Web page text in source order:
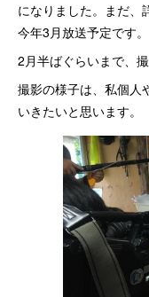
になりました。まだ、
今年3月放送予定です。
2月半ばぐらいまで、撮
撮影の様子は、私個人
いきたいと思います。